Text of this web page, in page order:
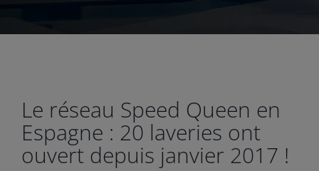
Le réseau Speed Queen en
Espagne : 20 laveries ont
ouvert depuis janvier 2017 !